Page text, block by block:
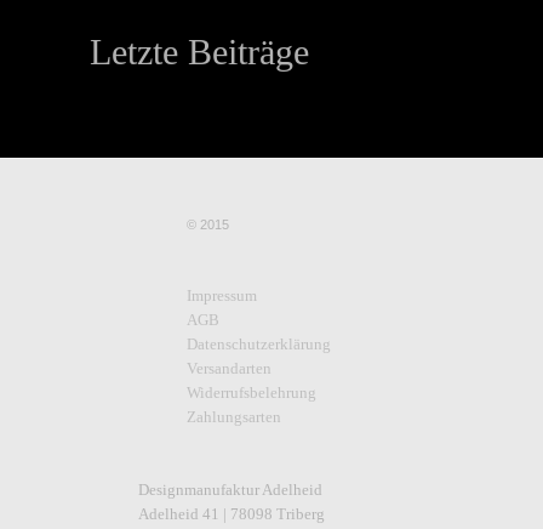
Letzte Beiträge
© 2015
Impressum
AGB
Datenschutzerklärung
Versandarten
Widerrufsbelehrung
Zahlungsarten
Designmanufaktur Adelheid
Adelheid 41 | 78098 Triberg